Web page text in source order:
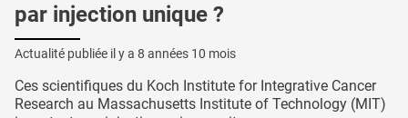
par injection unique ?
Actualité publiée il y a 8 années 10 mois
Ces scientifiques du Koch Institute for Integrative Cancer
Research au Massachusetts Institute of Technology (MIT)